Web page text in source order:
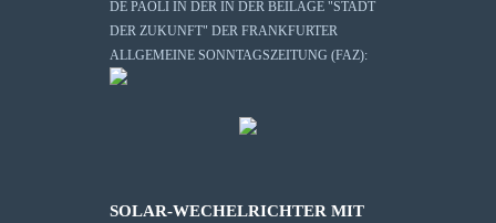
DE PAOLI IN DER IN DER BEILAGE "STADT
DER ZUKUNFT" DER FRANKFURTER
ALLGEMEINE SONNTAGSZEITUNG (FAZ):
SOLAR-WECHELRICHTER MIT